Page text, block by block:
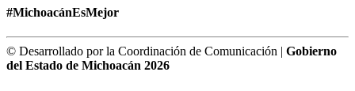
#MichoacánEsMejor
© Desarrollado por la Coordinación de Comunicación | Gobierno
del Estado de Michoacán 2026